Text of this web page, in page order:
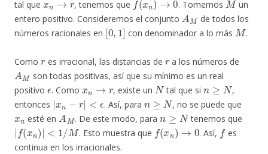
tal que , tenemos que . Tomemos
un
entero positivo. Consideremos el conjunto
AM
de todos los
números racionales en
[0,1]
con denominador a lo más
M
.
Como es irracional, las distancias de a los números de
AM
son todas positivas, así que su mínimo es un real
positivo
ϵ
. Como
xn→r
, existe un
N
tal que si
n≥N
,
entonces
|xn−r |<ϵ
. Así, para
n≥N
, no se puede que
xn
esté en
AM
. De este modo, para
n≥N
tenemos que
|f(xn)| <1 /M
. Esto muestra que
f(x n)→0
. Así,
f
es
continua en los irracionales.